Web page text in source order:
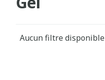
Aucun filtre disponible